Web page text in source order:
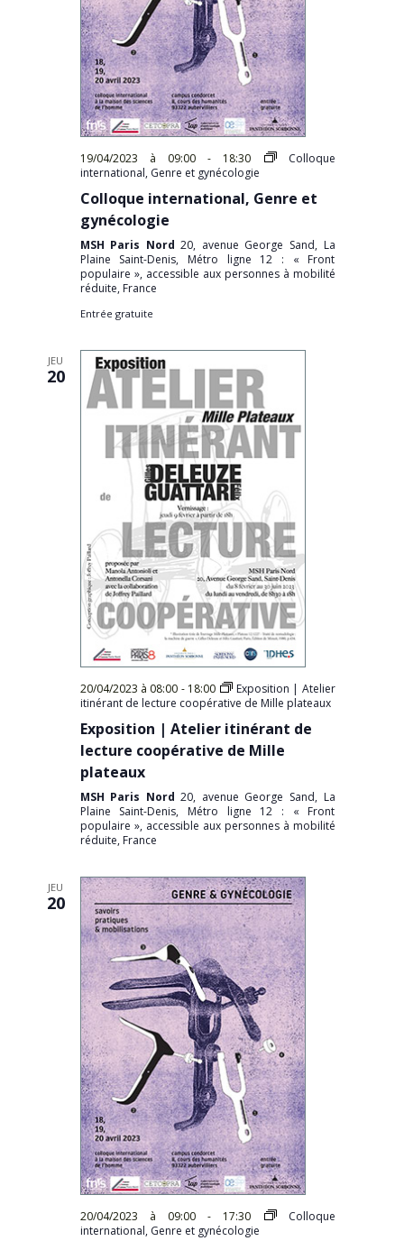
19/04/2023 à 09:00- 18:30
Colloque
international, Genre et gynécologie
Colloque international, Genre et
gynécologie
MSH Paris Nord20, avenue George Sand, La
Plaine Saint-Denis, Métro ligne 12 : « Front
populaire », accessible aux personnes à mobilité
réduite, France
Entrée gratuite
JEU
20
20/04/2023 à 08:00 - 18:00
Exposition | Atelier
itinérant de lecture coopérative de Mille plateaux
Exposition | Atelier itinérant de
lecture coopérative de Mille
plateaux
MSH Paris Nord20, avenue George Sand, La
Plaine Saint-Denis, Métro ligne 12 : « Front
populaire », accessible aux personnes à mobilité
réduite, France
JEU
20
20/04/2023 à 09:00- 17:30
Colloque
international, Genre et gynécologie